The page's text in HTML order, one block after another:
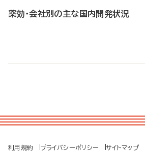
薬効・会社別の主な国内開発状況
利用規約 プライバシーポリシー サイトマップ